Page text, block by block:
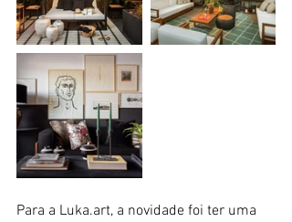
Para a Luka.art, a novidade foi ter uma